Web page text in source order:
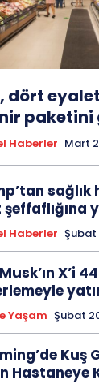
dört
paketini
Haberler Mart
Haberler Şubat
X’i
Yaşam Şubat
Kuş
Hastaneye